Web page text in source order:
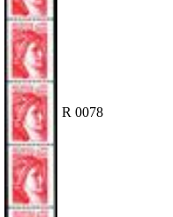
R 0078